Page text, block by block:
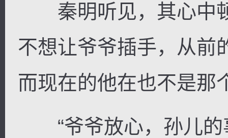
秦明听见，其心中
不想让爷爷插手，从前
而现在的他在也不是那
“爷爷放心，孙儿的